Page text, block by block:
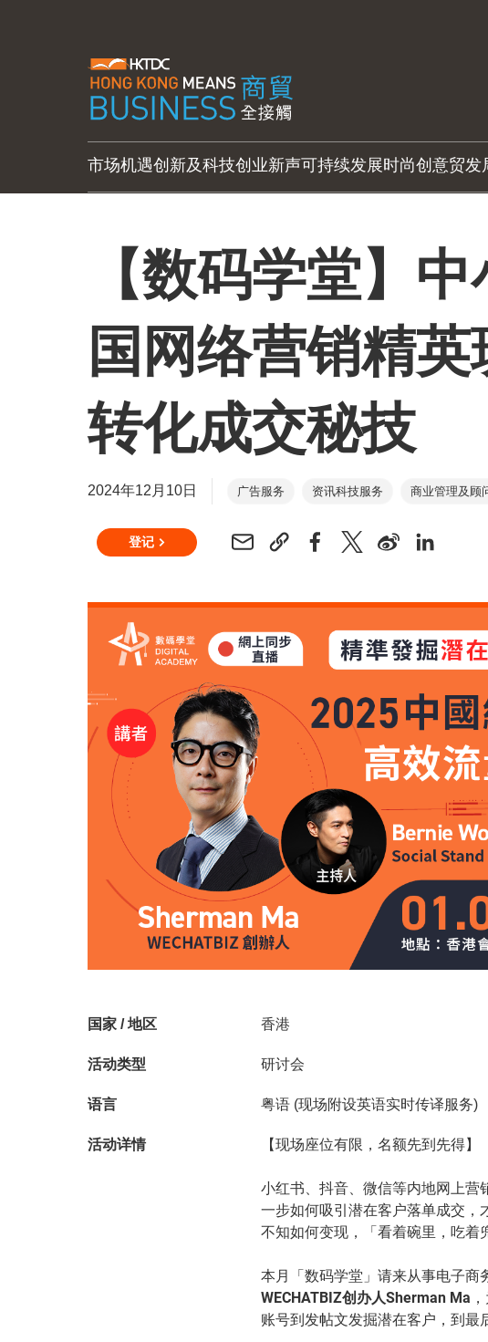
市场机遇创新及科技创业新声可持续发展时尚创意贸发
【数码学堂】
国网络营销精
转化成交秘技
2024年12月10日 广告服务 资讯科技服务 商业管理及顾
登记
国家 / 地区 香港
活动类型 研讨会
语言 粤语 (现场附设英语实时传译服务)
活动详情 【现场座位有限，名额先到先得】
小红书、抖音、微信等内地网上营
一步如何吸引潜在客户落单成交，
不知如何变现，「看着碗里，吃着
本月「数码学堂」请来从事电子商
WECHATBIZ创办人Sherman Ma
账号到发帖文发掘潜在客户，到最